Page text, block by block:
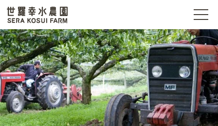
世羅幸水農園
t
o
g
e
n
a
v
i
g
a
t
i
o
n